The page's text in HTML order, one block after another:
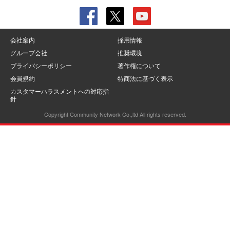
会社案内
採用情報
グループ会社
推奨環境
プライバシーポリシー
著作権について
会員規約
特商法に基づく表示
カスタマーハラスメントへの対応指
針
Copyright Community Network Co.,ltd All rights reserved.